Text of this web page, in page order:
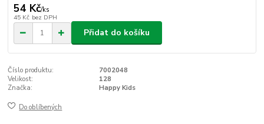
54 Kč/ks
45 Kč bez DPH
Přidat do košíku
Číslo produktu:
7002048
Velikost:
128
Značka:
Happy Kids
Do oblíbených